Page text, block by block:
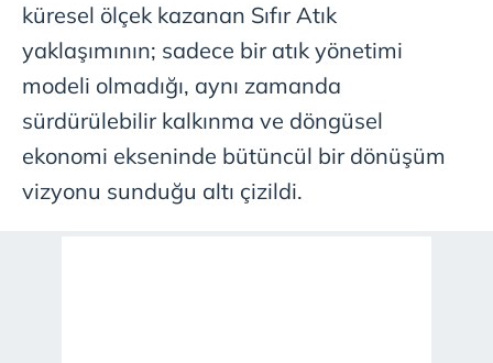
küresel ölçek kazanan Sıfır Atık
yaklaşımının; sadece bir atık yönetimi
modeli olmadığı, aynı zamanda
sürdürülebilir kalkınma ve döngüsel
ekonomi ekseninde bütüncül bir dönüşüm
vizyonu sunduğu altı çizildi.